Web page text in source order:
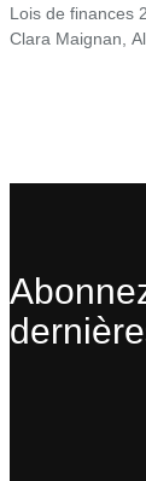
Lois de finances
Clara Maignan,